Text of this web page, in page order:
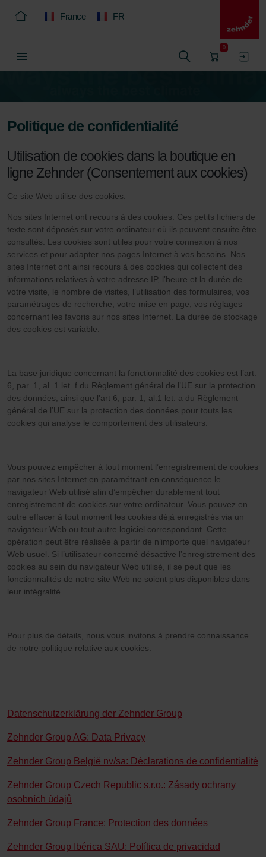
France FR
0
Politique de confidentialité
Utilisation de cookies dans la boutique en
ligne Zehnder (Consentement aux cookies)
Ce site Web utilise des cookies.
Nos sites Internet ont recours à des cookies. Ces petits fichiers de
texte sont déposés sur votre ordinateur où ils peuvent ensuite être
consultés. Les cookies sont utiles pour votre connexion à nos
services et pour adapter nos pages Internet à vos besoins. Nos
sites Internet ont ainsi recours à des cookies qui collectent des
informations relatives à votre adresse IP, l’heure et la durée de
votre visite, le nombre de visites, l’utilisation des formulaires, vos
paramétrages de recherche, votre mise en page, vos réglages
concernant les favoris sur nos sites Internet. La durée de stockage
des cookies est variable.
La base juridique concernant la fonctionnalité des cookies est l’art.
6, par. 1, al. 1 let. f du Règlement général de l’UE sur la protection
des données, ainsi que l'art 6, par. 1, al.1 let. a du Règlement
général de l’UE sur la protection des données pour touts les
cookies qui analyse le comportement des utilisateurs.
Vous pouvez empêcher à tout moment l’enregistrement de cookies
par nos sites Internet en paramétrant en conséquence le
navigateur Web utilisé afin d’empêcher durablement tout
enregistrement de cookies sur votre ordinateur. Vous pouvez en
outre effacer à tout moment les cookies déjà enregistrés via un
navigateur Web ou tout autre logiciel correspondant. Cette
opération peut être réalisée à partir de n’importe quel navigateur
Web usuel. Si l’utilisateur concerné désactive l’enregistrement des
cookies au sein du navigateur Web utilisé, il se peut que les
fonctionnalités de notre site Web ne soient plus disponibles dans
leur intégralité.
Pour plus de détails, nous vous invitons à prendre connaissance
de notre politique relative aux cookies.
Datenschutzerklärung der Zehnder Group
Zehnder Group AG: Data Privacy
Zehnder Group België nv/sa: Déclarations de confidentialité
Zehnder Group Czech Republic s.r.o.: Zásady ochrany
osobních údajů
Zehnder Group France: Protection des données
Zehnder Group Ibérica SAU: Política de privacidad